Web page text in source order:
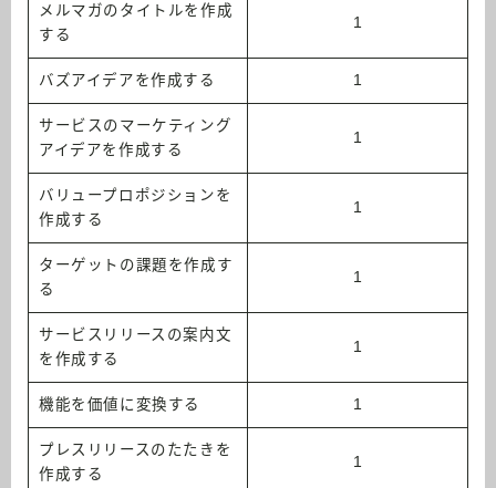
メルマガのタイトルを作成
する
1
バズアイデアを作成する 1
サービスのマーケティング
アイデアを作成する
1
バリュープロポジションを
作成する
1
ターゲットの課題を作成す
る
1
サービスリリースの案内文
を作成する
1
機能を価値に変換する 1
プレスリリースのたたきを
作成する
1